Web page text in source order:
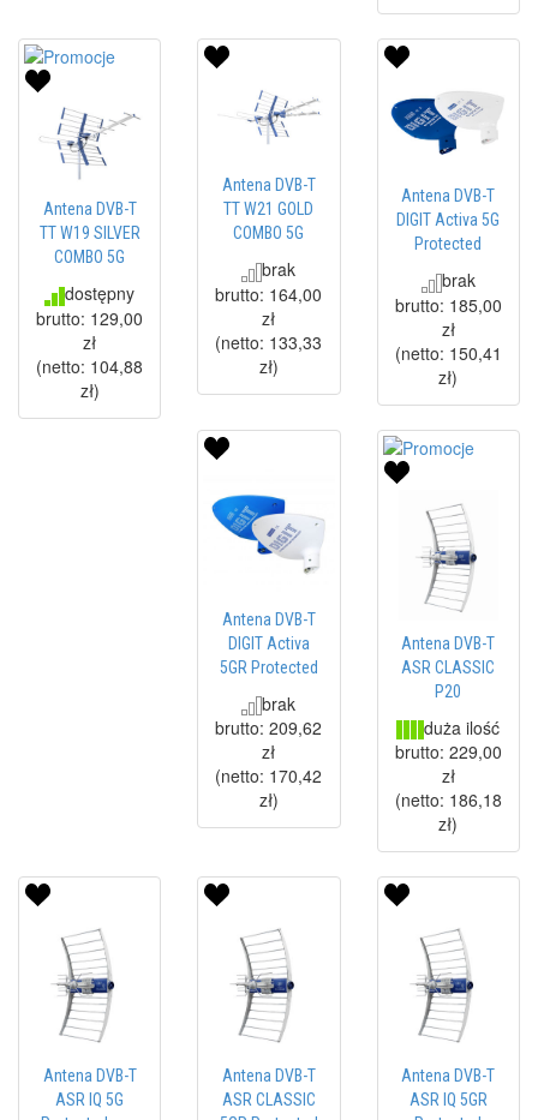
Antena DVB-T
TT W19 SILVER
COMBO 5G
dostępny
brutto: 129,00
zł
(netto: 104,88
zł)
Antena DVB-T
TT W21 GOLD
COMBO 5G
brak
brutto: 164,00
zł
(netto: 133,33
zł)
Antena DVB-T
DIGIT Activa 5G
Protected
brak
brutto: 185,00
zł
(netto: 150,41
zł)
Antena DVB-T
DIGIT Activa
5GR Protected
brak
brutto:209,62
zł
(netto: 170,42
zł)
Antena DVB-T
ASR CLASSIC
P20
duża ilość
brutto: 229,00
zł
(netto: 186,18
zł)
Antena DVB-T
ASR IQ 5G
Antena DVB-T
ASR CLASSIC
Antena DVB-T
ASR IQ 5GR